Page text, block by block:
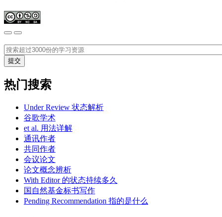
热门搜索
Under Review 状态解析
谷歌学术
et al. 用法详解
通讯作者
共同作者
会议论文
论文概念辨析
With Editor 的状态持续多久
国自然基金标书写作
Pending Recommendation 指的是什么